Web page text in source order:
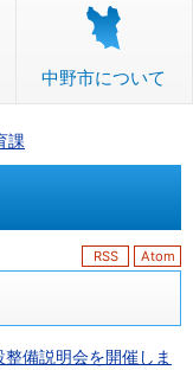
中野市について
課
RSS Atom
備説明会を開催しま